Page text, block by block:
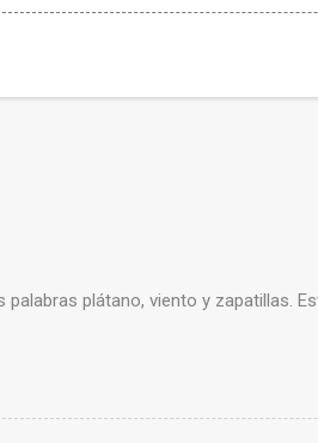
plátano, viento y zapatillas.